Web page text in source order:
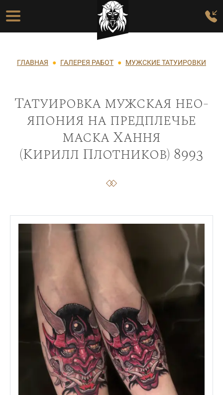
Перейти к основному содержанию
Основная навигация
Строка навигации
ГЛАВНАЯ ГАЛЕРЕЯ РАБОТ МУЖСКИЕ ТАТУИРОВКИ
Татуировка мужская нео-
япония на предплечье
маска Хання
(Кирилл Плотников) 8993